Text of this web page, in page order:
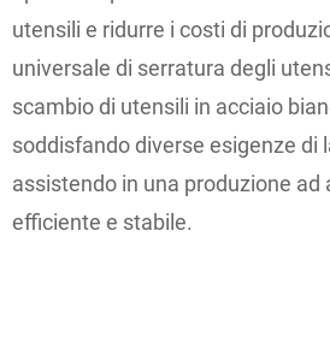
utensili e ridurre i costi di
universale di serratura degli
scambio di utensili in acciaio
soddisfando diverse esigenze di
assistendo in una produzione ad
efficiente e stabile.